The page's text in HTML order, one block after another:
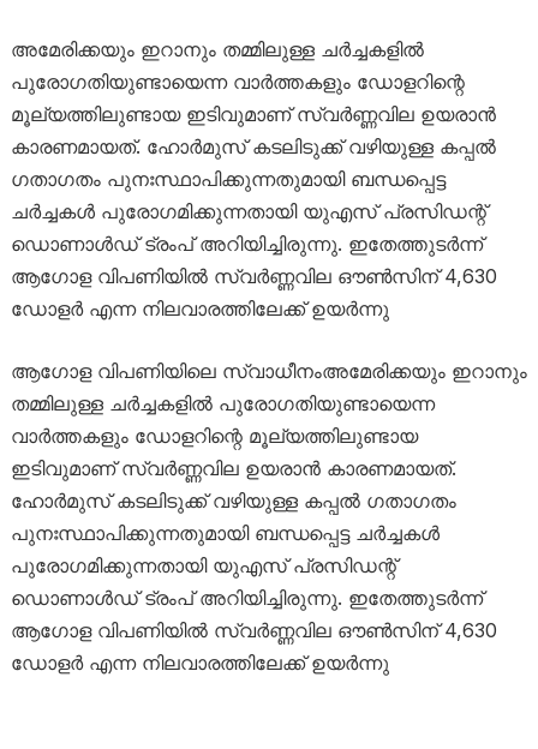
അമേരിക്കയും ഇറാനും തമ്മിലുള്ള ചർച്ചകളിൽ
പുരോഗതിയുണ്ടായെന്ന വാർത്തകളും ഡോളറിന്റെ
മൂല്യത്തിലുണ്ടായ ഇടിവുമാണ് സ്വർണ്ണവില ഉയരാൻ
കാരണമായത്. ഹോർമുസ് കടലിടുക്ക് വഴിയുള്ള കപ്പൽ
ഗതാഗതം പുനഃസ്ഥാപിക്കുന്നതുമായി ബന്ധപ്പെട്ട
ചർച്ചകൾ പുരോഗമിക്കുന്നതായി യുഎസ് പ്രസിഡന്റ്
ഡൊണാൾഡ് ട്രംപ് അറിയിച്ചിരുന്നു. ഇതേത്തുടർന്ന്
ആഗോള വിപണിയിൽ സ്വർണ്ണവില ഔൺസിന് 4,630
ഡോളർ എന്ന നിലവാരത്തിലേക്ക് ഉയർന്നു
ആഗോള വിപണിയിലെ സ്വാധീനംഅമേരിക്കയും ഇറാനും
തമ്മിലുള്ള ചർച്ചകളിൽ പുരോഗതിയുണ്ടായെന്ന
വാർത്തകളും ഡോളറിന്റെ മൂല്യത്തിലുണ്ടായ
ഇടിവുമാണ് സ്വർണ്ണവില ഉയരാൻ കാരണമായത്.
ഹോർമുസ് കടലിടുക്ക് വഴിയുള്ള കപ്പൽ ഗതാഗതം
പുനഃസ്ഥാപിക്കുന്നതുമായി ബന്ധപ്പെട്ട ചർച്ചകൾ
പുരോഗമിക്കുന്നതായി യുഎസ് പ്രസിഡന്റ്
ഡൊണാൾഡ് ട്രംപ് അറിയിച്ചിരുന്നു. ഇതേത്തുടർന്ന്
ആഗോള വിപണിയിൽ സ്വർണ്ണവില ഔൺസിന് 4,630
ഡോളർ എന്ന നിലവാരത്തിലേക്ക് ഉയർന്നു